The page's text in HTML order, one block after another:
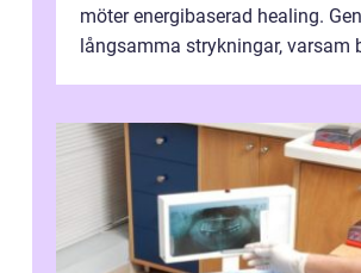
möter energibaserad healing.
långsamma strykningar, varsam